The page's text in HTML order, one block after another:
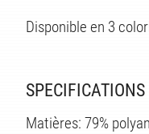
Disponible en 3
SPECIFICATIONS
Matières: 79%